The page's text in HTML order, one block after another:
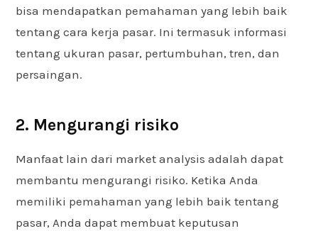
bisa mendapatkan pemahaman yang lebih baik
tentang cara kerja pasar. Ini termasuk informasi
tentang ukuran pasar, pertumbuhan, tren, dan
persaingan.
2. Mengurangi risiko
Manfaat lain dari market analysis adalah dapat
membantu mengurangi risiko. Ketika Anda
memiliki pemahaman yang lebih baik tentang
pasar, Anda dapat membuat keputusan